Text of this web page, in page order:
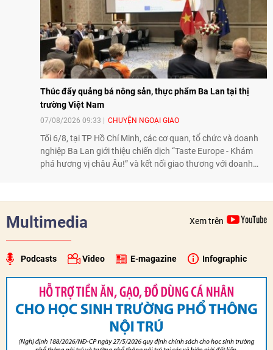
Thúc đẩy quảng bá nông sản, thực phẩm Ba Lan tại thị
trường Việt Nam
07/08/2026 09:33 CHUYỆN NGOẠI GIAO
Tối 6/8, tại TP Hồ Chí Minh, các cơ quan, tổ chức và doanh
nghiệp Ba Lan giới thiệu chiến dịch “Taste Europe - Khám
phá hương vị châu Âu!” và kết nối giao thương với doanh
Multimedia Xem trên
Podcasts Video E-magazine Infographic